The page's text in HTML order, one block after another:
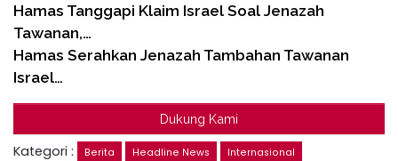
Hamas Tanggapi Klaim Israel Soal Jenazah
Tawanan,…
Hamas Serahkan Jenazah Tambahan Tawanan
Israel…
Dukung Kami
Kategori : Berita Headline News Internasional